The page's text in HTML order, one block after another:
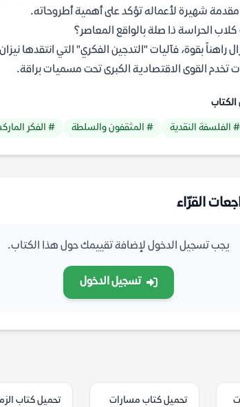
شهيرة لأعماله تؤكد على أهمية أطروحاته.
الحراسة ذا صلة بالواقع المعاصر؟
راهناً بقوة، فآليات "التدجين الفكري" التي انتقدها
تخدم القوى الاقتصادية الكبرى تحت مسميات براقة.
# الفلسفة النقدية # المثقفون والسلطة # الفكر
القرّاء
يجب تسجيل الدخول لإضافة تقييمك حول هذا الكتاب.
تسجيل الدخول
تحميل كتاب مسارات
تحميل كتاب